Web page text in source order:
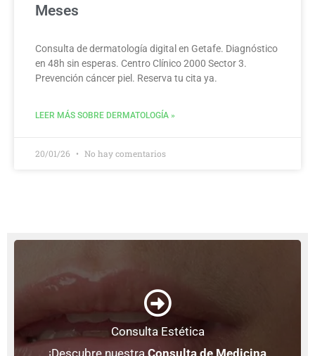
Meses
Consulta de dermatología digital en Getafe. Diagnóstico
en 48h sin esperas. Centro Clínico 2000 Sector 3.
Prevención cáncer piel. Reserva tu cita ya.
LEER MÁS SOBRE DERMATOLOGÍA »
20/01/26 No hay comentarios
Consulta Estética
¡Descubre nuestra Consulta de Medicina
La mejor atención, a tu alcance.
+ Información